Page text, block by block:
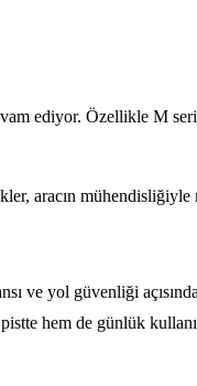
ediyor. Özellikle M
aracın
ve yol güvenliği
hem de günlük